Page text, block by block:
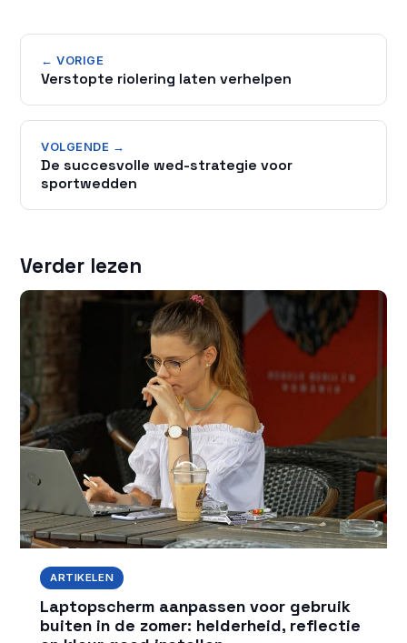
← VORIGE
Verstopte riolering laten verhelpen
VOLGENDE →
De succesvolle wed-strategie voor
sportwedden
Verder lezen
ARTIKELEN
Laptopscherm aanpassen voor gebruik
buiten in de zomer: helderheid, reflectie